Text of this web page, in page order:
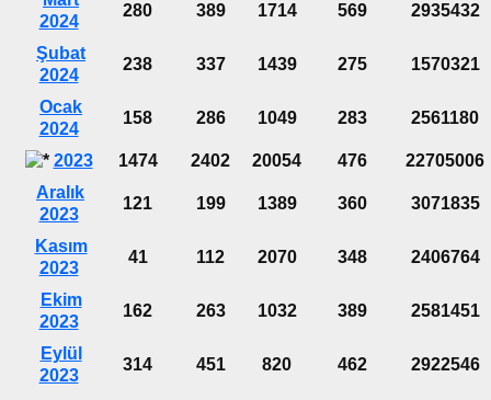
2024
280 389 1714 569 2935432
Şubat
2024
238 337 1439 275 1570321
Ocak
2024
158 286 1049 283 2561180
2023 1474 2402 20054 476
22705006
Aralık
2023
121 199 1389 360 3071835
Kasım
2023
41 112 2070 348 2406764
Ekim
2023
162 263 1032 389 2581451
Eylül
2023
314 451 820 462 2922546